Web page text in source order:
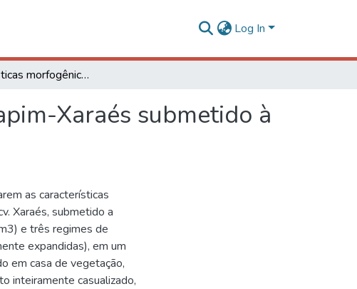
Log In
Características morfogênicas e estruturais do Capim-Xaraés submetido à adubação nitrogenada e desfolhação
Xaraés submetido à
as características
Xaraés, submetido a
e três regimes de
expandidas), em um
em casa de vegetação,
inteiramente casualizado,